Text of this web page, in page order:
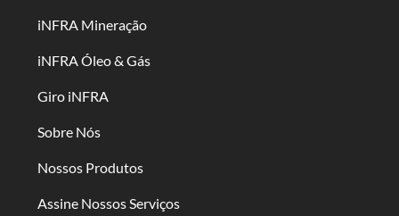
iNFRA Mineração
iNFRA Óleo & Gás
Giro iNFRA
Sobre Nós
Nossos Produtos
Assine Nossos Serviços